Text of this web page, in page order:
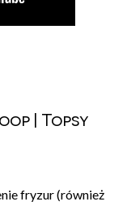
| Topsy
fryzur (również